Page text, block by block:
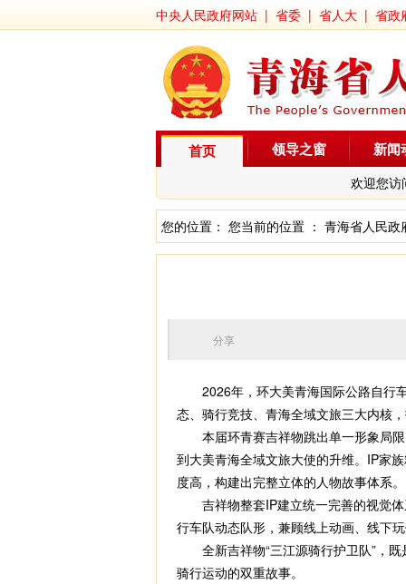
中央人民政府网站 | 省委 | 省人大 | 省政
首页
欢迎您访
领导之窗 新闻
您的位置： 您当前的位置 ： 青海省人民政
分享
2026年，环大美青海国际公路自行车
态、骑行竞技、青海全域文旅三大内核
本届环青赛吉祥物跳出单一形象局限
到大美青海全域文旅大使的升维。IP家
度高，构建出完整立体的人物故事体系。
吉祥物整套IP建立统一完善的视觉体
行车队动态队形，兼顾线上动画、线下
全新吉祥物“三江源骑行护卫队”，既
骑行运动的双重故事。